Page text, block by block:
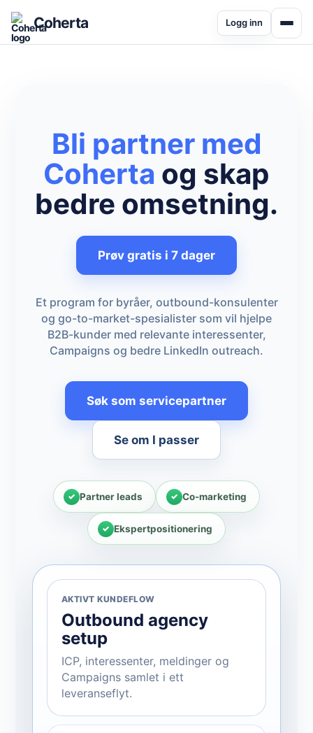
Coherta Logg inn
Bli partner med
Coherta og skap
bedre omsetning.
Prøv gratis i 7 dager
Et program for byråer, outbound-konsulenter
og go-to-market-spesialister som vil hjelpe
B2B-kunder med relevante interessenter,
Campaigns og bedre LinkedIn outreach.
Søk som servicepartner
Se om I passer
Partner leads Co-marketing
Ekspertpositionering
AKTIVT KUNDEFLOW
Outbound agency
setup
ICP, interessenter, meldinger og
Campaigns samlet i ett
leveranseflyt.